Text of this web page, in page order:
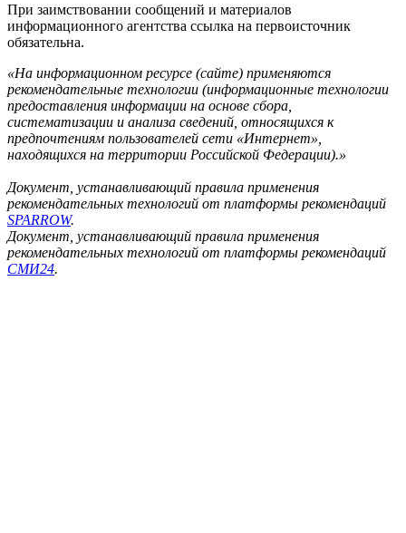
При заимствовании сообщений и материалов
информационного агентства ссылка на первоисточник
обязательна.
«На информационном ресурсе (сайте) применяются
рекомендательные технологии (информационные технологии
предоставления информации на основе сбора,
систематизации и анализа сведений, относящихся к
предпочтениям пользователей сети «Интернет»,
находящихся на территории Российской Федерации).»
Документ, устанавливающий правила применения
рекомендательных технологий от платформы рекомендаций
SPARROW.
Документ, устанавливающий правила применения
рекомендательных технологий от платформы рекомендаций
СМИ24.